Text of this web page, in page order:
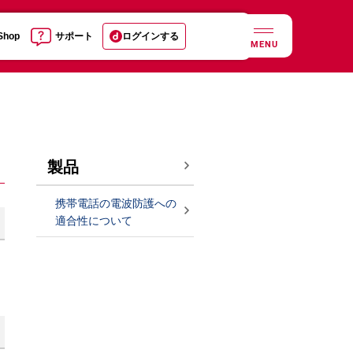
サポート ログインする
MENU
製品
携帯電話の電波防護への
適合性について